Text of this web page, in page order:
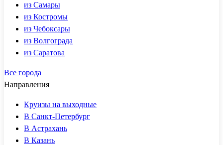
из Самары
из Костромы
из Чебоксары
из Волгограда
из Саратова
Все города
Направления
Круизы на выходные
В Санкт-Петербург
В Астрахань
В Казань